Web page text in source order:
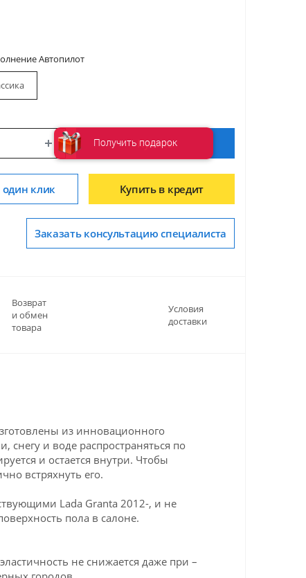
Автопилот
Купить
один клик Купить в кредит
Заказать консультацию специалиста
Возврат
и обмен
товара
Условия
доставки
из инновационного
снегу и воде распространяться по
и остается внутри. Чтобы
встряхнуть его.
Lada Granta 2012-, и не
пола в салоне.
не снижается даже при –
Получить подарок